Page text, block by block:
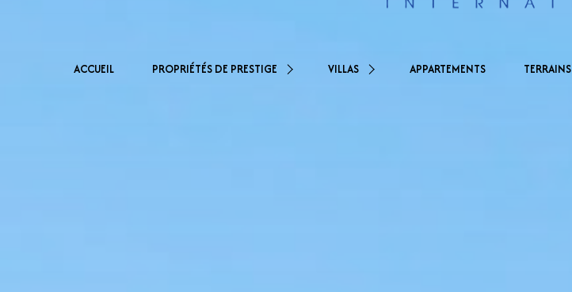
ACCUEIL PROPRIÉTÉS DE PRESTIGE
De 2.500.000 € À 5.000.000 € VILLAS APPARTEMENTS TERRAINS